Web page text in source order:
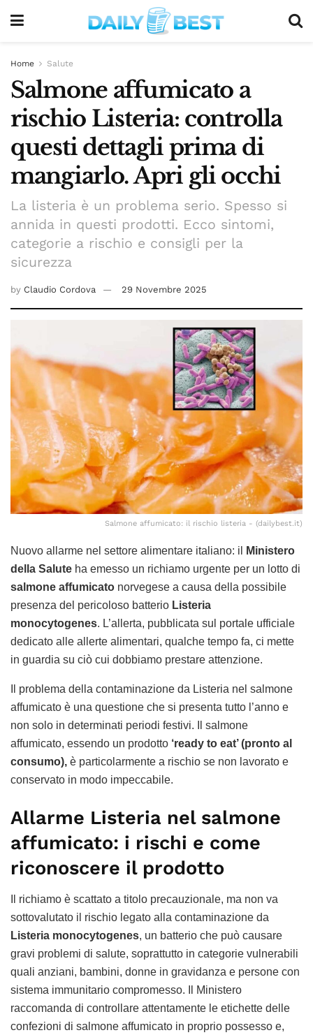
Home Salute
Salmone affumicato a
rischio Listeria: controlla
questi dettagli prima di
mangiarlo. Apri gli occhi
La listeria è un problema serio. Spesso si
annida in questi prodotti. Ecco sintomi,
categorie a rischio e consigli per la
sicurezza
by Claudio Cordova 29 Novembre 2025
Salmone affumicato: il rischio listeria - (dailybest.it)
Nuovo allarme nel settore alimentare italiano: il
Ministero
della Salute ha emesso un richiamo urgente per un lotto di
salmone affumicato norvegese a causa della possibile
presenza del pericoloso batterio Listeria
monocytogenes. L’allerta, pubblicata sul portale ufficiale
dedicato alle allerte alimentari, qualche tempo fa, ci mette
in guardia su ciò cui dobbiamo prestare attenzione.
Il problema della contaminazione da Listeria nel salmone
affumicato è una questione che si presenta tutto l’anno e
non solo in determinati periodi festivi. Il salmone
affumicato, essendo un prodotto ‘ready to eat’ (pronto al
consumo), è particolarmente a rischio se non lavorato e
conservato in modo impeccabile.
Allarme Listeria nel salmone
affumicato: i rischi e come
riconoscere il prodotto
Il richiamo è scattato a titolo precauzionale, ma non va
sottovalutato il rischio legato alla contaminazione da
Listeria monocytogenes, un batterio che può causare
gravi problemi di salute, soprattutto in categorie vulnerabili
quali anziani, bambini, donne in gravidanza e persone con
sistema immunitario compromesso. Il Ministero
raccomanda di controllare attentamente le etichette delle
confezioni di salmone affumicato in proprio possesso e,